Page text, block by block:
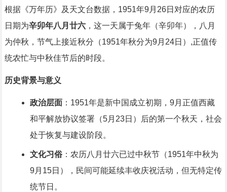
根据《万年历》及天文台数据，1951年9月26日对应的农历
日期为辛卯年八月廿六，这一天属于兔年（辛卯年），八月
为仲秋，节气上接近秋分（1951年秋分为9月24日）,正值传
统农忙与中秋佳节后的时段。
历史背景与意义
政治层面：1951年是新中国成立初期，9月正值西藏
和平解放协议签署（5月23日）后的第一个秋天，社会
处于恢复与建设阶段。
文化习俗：农历八月廿六已过中秋节（1951年中秋为
9月15日），民间可能延续丰收庆祝活动，但无特定传
统节日。